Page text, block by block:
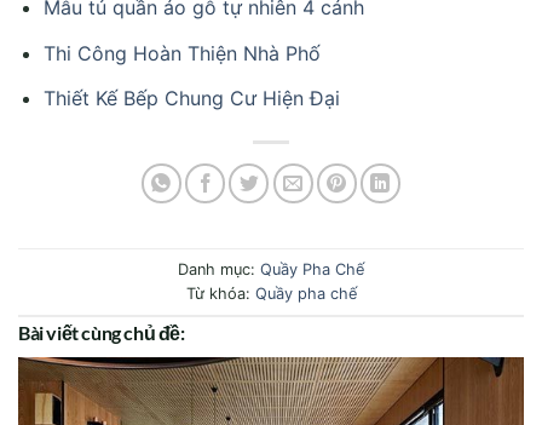
Mẫu tủ quần áo gỗ tự nhiên 4 cánh
Thi Công Hoàn Thiện Nhà Phố
Thiết Kế Bếp Chung Cư Hiện Đại
Danh mục: Quầy Pha Chế
Từ khóa: Quầy pha chế
Bài viết cùng chủ đề: